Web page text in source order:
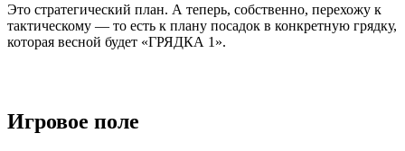
Это стратегический план. А теперь, собственно, перехожу к
тактическому — то есть к плану посадок в конкретную грядку,
которая весной будет «ГРЯДКА 1».
Игровое поле